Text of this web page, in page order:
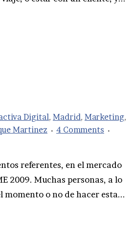
Digital, Madrid, Marketing,
Martinez
4 Comments
referentes, en el mercado
2009. Muchas personas, a lo
momento o no de hacer esta...